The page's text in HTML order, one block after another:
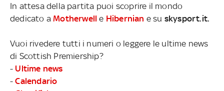
In attesa della partita puoi scoprire il mondo
dedicato aMotherwell e Hibernian e su skysport.it.
Vuoi rivedere tutti i numeri o leggere le ultime news
di Scottish Premiership?
- Ultime news
-Calendario